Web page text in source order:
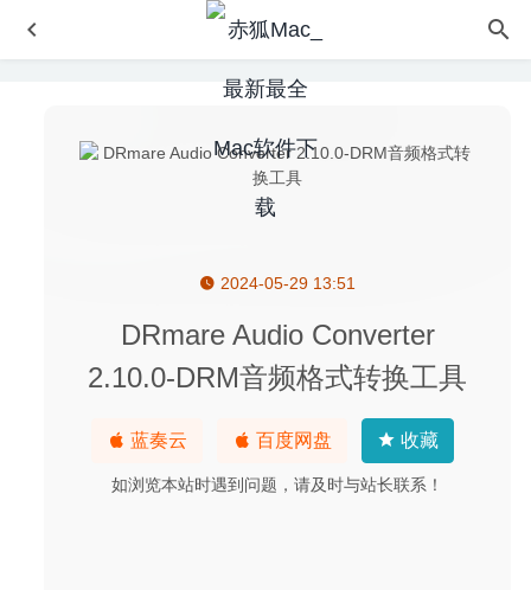
2024-05-29 13:51
DRmare Audio Converter
2.10.0-DRM音频格式转换工具
蓝奏云 百度网盘 收藏
如浏览本站时遇到问题，请及时与站长联系！
Screen Snapshot 5.4.0 – 高效便捷的屏幕截图工具
CCleaner Professional Edition for Mac 1.18.28 – 超级强大
的系统清理优化软件
2020-09-25
三国志汉末霸业 1.0.0.3412 中文版-正统三国回合制的SLG
2023-03-17
Typora 0.9.9.34.1 中文版-非常简洁的markdown编辑器